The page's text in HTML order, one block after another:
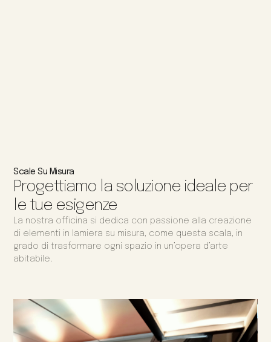
Scale Su Misura
Progettiamo la soluzione ideale per
le tue esigenze
La nostra officina si dedica con passione alla creazione
di elementi in lamiera su misura, come questa scala, in
grado di trasformare ogni spazio in un’opera d’arte
abitabile.